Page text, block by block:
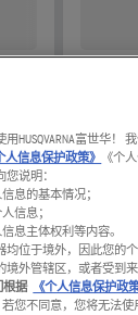
相
额定输入
重量
39 千克
HUSQVARNA富世华！
人信息保护政策》
《个
说明：
息的基本情况；
信息；
息主体权利等内容。
均位于境外，因此您的
外管辖区，或者受到来
根据
《个人信息保护政
您不同意，您将无法